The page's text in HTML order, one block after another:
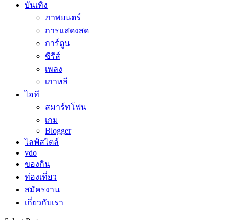
บันเทิง
ภาพยนตร์
การแสดงสด
การ์ตูน
ซีรีส์
เพลง
เกาหลี
ไอที
สมาร์ทโฟน
เกม
Blogger
ไลฟ์สไตล์
vdo
ของกิน
ท่องเที่ยว
สมัครงาน
เกี่ยวกับเรา